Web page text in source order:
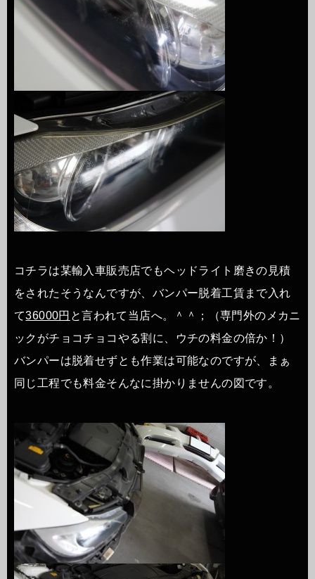
コチラは某輸入車販売店でもヘッドライト磨きの見積
をされたそうなんですが、バンパー脱着工賃まで入れ
て36000円 と言われて当店へ。＾＾；（専門外のメカニ
ックがチョコチョコやる割に、ウチの料金の倍か！）
バンパーは脱着せずとも作業は可能なのですが、まぁ
同じ工程でも料金そんなに掛かりませんの図です。